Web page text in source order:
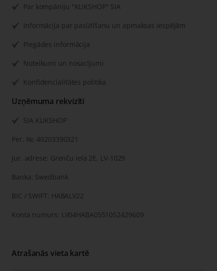
Par kompāniju "KLIKSHOP" SIA
Informācija par pasūtīšanu un apmaksas iespējām
Piegādes informācija
Noteikumi un nosacījumi
Konfidencialitātes politika
Uzņēmuma rekvizīti
SIA KLIKSHOP
Рег. №: 40203390321
Jur. adrese: Grenču iela 2E, LV-1029
Banka: Swedbank
BIC / SWIFT: HABALV22
Konta numurs: LV04HABA0551052429609
Atrašanās vieta kartē